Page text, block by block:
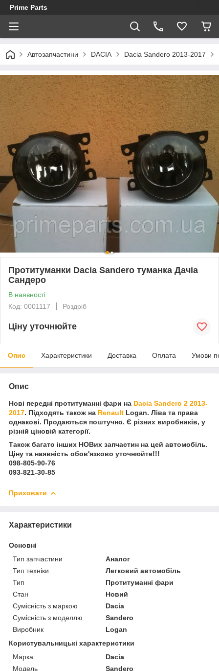
Prime Parts
Автозапчастини DACIA Dacia Sandero 2013-2017
Протитуманки Dacia Sandero туманка Дачіа
Сандеро
В наявності
Код: 0001117
Роздріб
Ціну уточнюйте
Опис Характеристики Доставка Оплата Умови
Опис
Нові передні протитуманні фари на Dacia Sandero 2 2013-
2017. Підходять також на Renault Logan. Ліва та права
однакові. Продаються поштучно. Є різних виробників, у
різній ціновій категорії.
Також багато інших НОВих запчастин на цей автомобіль.
Ціну та наявність обов'язково уточнюйте!!!
098-805-90-76
093-821-30-85
Приховати
Характеристики
Основні
Тип запчастини
Аналог
Тип техніки
Легковий автомобіль
Тип
Протитуманні фари
Стан
Новий
Сумісність з маркою
Dacia
Сумісність з моделлю
Sandero
Виробник
Logan
Користувальницькі характеристики
Марка
Dacia
Модель
Sandero